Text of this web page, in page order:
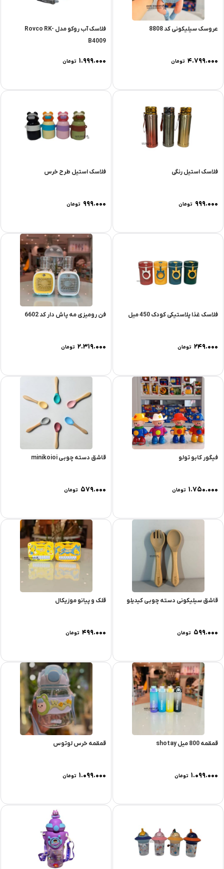
عروسک سیلیکونی کد 8808
۴.۷۹۹.۰۰۰ تومان
فلاسک آب روکو مدل Rovco RK-
B‌4009
۱.۹۹۹.۰۰۰ تومان
فلاسک استیل رنگی
۹۹۹.۰۰۰ تومان
فلاسک استیل طرح خرس
۹۹۹.۰۰۰ تومان
فلاسک غذا پلاستیکی کودک 450 میل
۲۴۹.۰۰۰ تومان
فن رومیزی مه پاش دار کد 6602
۲.۳۱۹.۰۰۰ تومان
فیگور کابو تولو
۱.۷۵۰.۰۰۰ تومان
قاشق دسته چوبى minikoioi
۵۷۹.۰۰۰ تومان
قاشق سیلیکونی دسته چوبی کیدیلو
۵۹۹.۰۰۰ تومان
قلک و پیانو موزیکال
۴۹۹.۰۰۰ تومان
قمقمه 800 میل shotay
۱.۰۹۹.۰۰۰ تومان
قمقمه خرس لوتوس
۱.۰۹۹.۰۰۰ تومان